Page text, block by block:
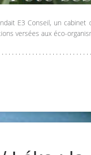
E3 Conseil, un
versées aux éco-